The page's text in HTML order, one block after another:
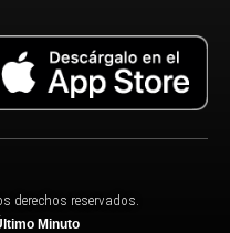
derechos reservados.
Minuto